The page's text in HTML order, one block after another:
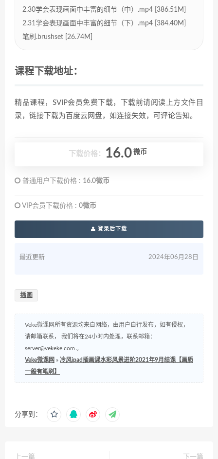
2.30学会表现画面中丰富的细节（中）.mp4 [386.51M]
2.31学会表现画面中丰富的细节（下）.mp4 [384.40M]
笔刷.brushset [26.74M]
课程下载地址：
精品课程，SVIP会员免费下载，下载前请阅读上方文件目
录，链接下载为百度云网盘，如连接失效，可评论告知。
下载价格： 16.0 微币
普通用户下载价格 : 16.0微币
VIP会员下载价格 : 0微币
登录后下载
最近更新 2024年06月28日
插画
Veke微课网所有资源均来自网络，由用户自行发布，如有侵权，
请邮箱联系， 我们将在24小时内处理，联系邮箱：
server@vekeke.com 。
Veke微课网 » 冷风ipad插画课水彩风景进阶2021年9月结课【画质
一般有笔刷】
分享到：
上一篇 下一篇